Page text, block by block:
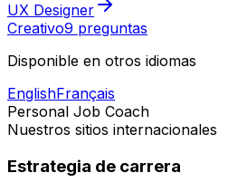
UX Designer
Creativo9 preguntas
Disponible en otros idiomas
EnglishFrançais
Personal Job Coach
Nuestros sitios internacionales
Estrategia de carrera